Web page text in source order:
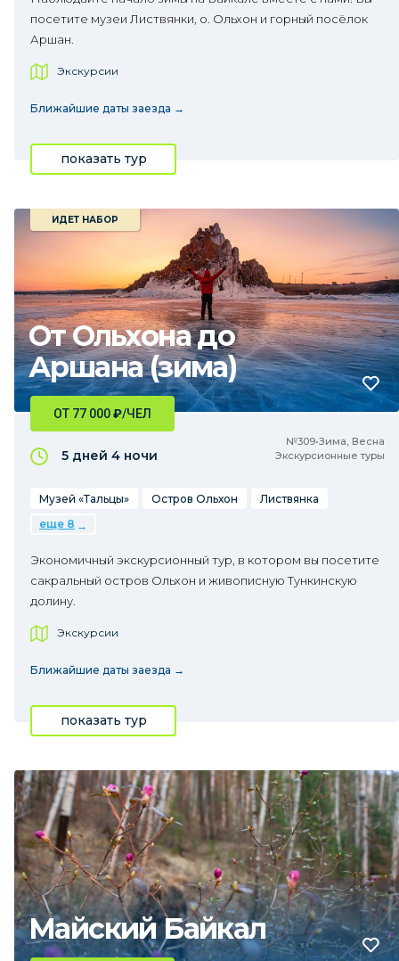
посетите музеи Листвянки, о. Ольхон и горный посёлок
Аршан.
Экскурсии
Ближайшие даты заезда →
показать тур
От Ольхона до
Аршана (зима)
ИДЕТ НАБОР
№309•Зима, Весна
Экскурсионные туры
ОТ 77 000₽/ЧЕЛ
5 дней 4 ночи
Музей «Тальцы» Остров Ольхон
Листвянка
еще 8
Экономичный экскурсионный тур, в котором вы посетите
сакральный остров Ольхон и живописную Тункинскую
долину.
Экскурсии
Ближайшие даты заезда →
показать тур
Майский Байкал